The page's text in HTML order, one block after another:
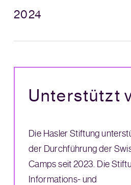
2024
Unterstützt
Die Hasler Stiftung
der Durchführung der
Camps seit 2023. Die
Informations- und